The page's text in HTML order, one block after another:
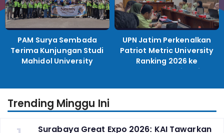
PAM Surya Sembada
Terima Kunjungan Studi
Mahidol University
UPN Jatim Perkenalkan
Patriot Metric University
Ranking 2026 ke
Perguruan Tinggi
Trending Minggu Ini
Surabaya Great Expo 2026: KAI Tawarkan